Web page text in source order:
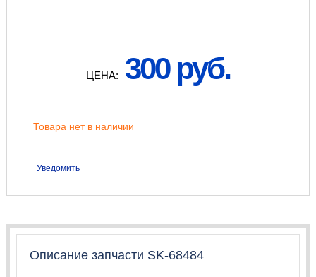
ЦЕНА: 300 руб.
Товара нет в наличии
Уведомить
Описание запчасти SK-68484